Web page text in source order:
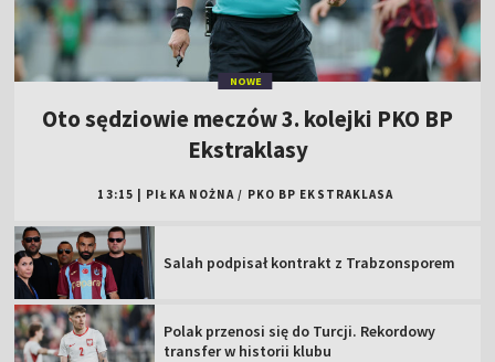
NOWE
Oto sędziowie meczów 3. kolejki PKO BP
Ekstraklasy
13:15 PIŁKA NOŻNA / PKO BP EKSTRAKLASA
Salah podpisał kontrakt z Trabzonsporem
Polak przenosi się do Turcji. Rekordowy
transfer w historii klubu